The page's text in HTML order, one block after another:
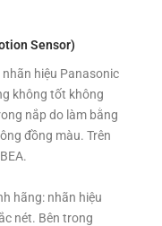
Sensor)
hiệu Panasonic
không tốt không
nắp do làm bằng
đồng màu. Trên
hãng: nhãn hiệu
nét. Bên trong